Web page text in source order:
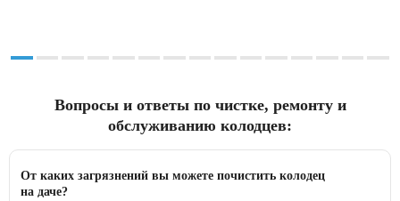
Вопросы и ответы по чистке, ремонту и
обслуживанию колодцев:
От каких загрязнений вы можете почистить колодец
на даче?